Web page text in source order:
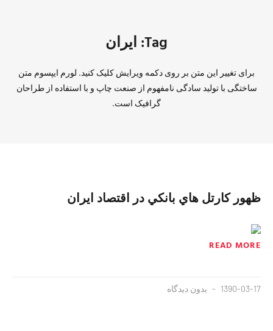
Tag: ايران
برای تغییر این متن بر روی دکمه ویرایش کلیک کنید. لورم ایپسوم متن
ساختگی با تولید سادگی نامفهوم از صنعت چاپ و با استفاده از طراحان
گرافیک است.
ظهور کارتل هاي بانکي در اقتصاد ايران
READ MORE
1390-03-17 بدون دیدگاه